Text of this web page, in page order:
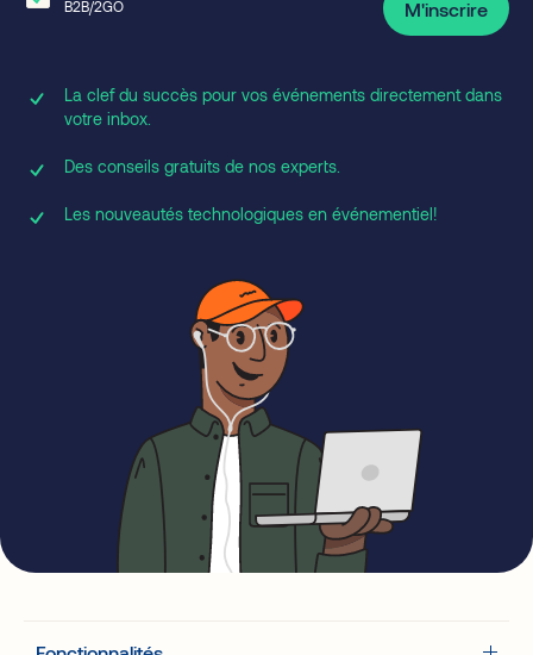
B2B/2GO
M'inscrire
La clef du succès pour vos événements directement dans
votre inbox.
Des conseils gratuits de nos experts.
Les nouveautés technologiques en événementiel!